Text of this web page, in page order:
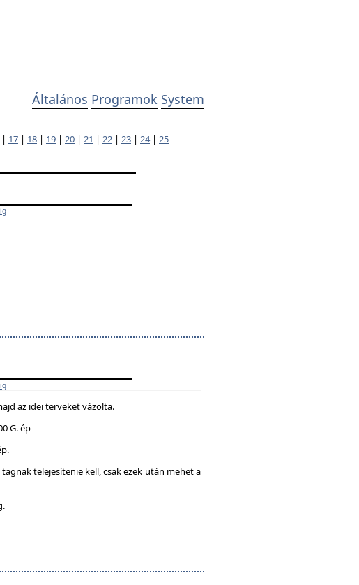
Általános Programok System
| 17 | 18 | 19 | 20 | 21 | 22 | 23 | 24| 25
az idei terveket vázolta.
G. ép
telejesítenie kell, csak ezek után mehet a